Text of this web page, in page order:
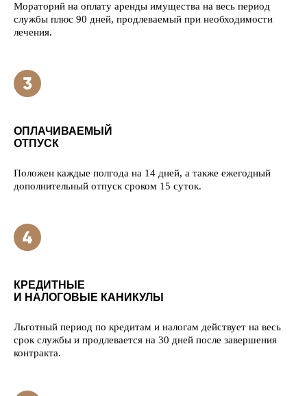
Мораторий на оплату аренды имущества на весь период
службы плюс 90 дней, продлеваемый при необходимости
лечения.
ОПЛАЧИВАЕМЫЙ
ОТПУСК
Положен каждые полгода на 14 дней, а также ежегодный
дополнительный отпуск сроком 15 суток.
КРЕДИТНЫЕ
И НАЛОГОВЫЕ КАНИКУЛЫ
Льготный период по кредитам и налогам действует на весь
срок службы и продлевается на 30 дней после завершения
контракта.